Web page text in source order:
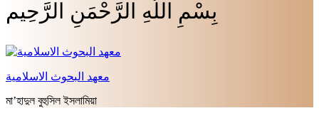
بِسْمِ اللَّهِ الرَّحْمَنِ الرَّحِيم
معهد البحوث الاسلامية
মা’হাদুল বুহুসিল ইসলামিয়া